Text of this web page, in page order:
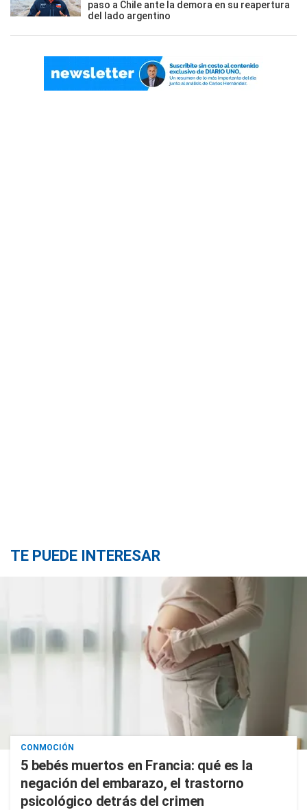
paso a Chile ante la demora en su reapertura
del lado argentino
TE PUEDE INTERESAR
CONMOCIÓN
5 bebés muertos en Francia: qué es la
negación del embarazo, el trastorno
psicológico detrás del crimen